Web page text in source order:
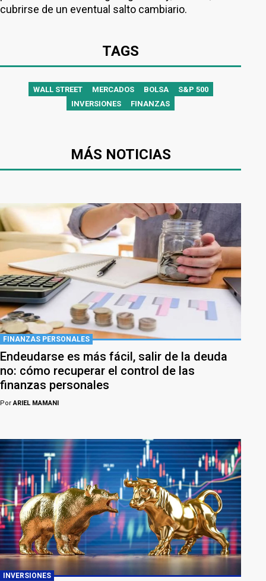
cubrirse de un eventual salto cambiario.
TAGS
WALL STREET MERCADOS BOLSA
S&P 500
INVERSIONES
FINANZAS
MÁS NOTICIAS
FINANZAS PERSONALES
Endeudarse es más fácil, salir de la deuda
no: cómo recuperar el control de las
finanzas personales
PorARIEL MAMANI
INVERSIONES